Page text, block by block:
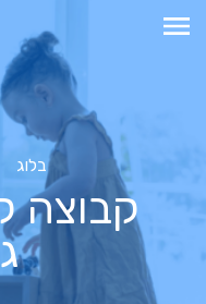
בלוג
קבוצה